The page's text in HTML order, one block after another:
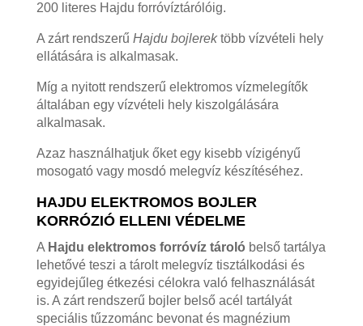
200 literes Hajdu forróvíztárólóig.
A zárt rendszerű Hajdu bojlerektöbb vízvételi hely
ellátására is alkalmasak.
Míg a nyitott rendszerű elektromos vízmelegítők
általában egy vízvételi hely kiszolgálására
alkalmasak.
Azaz használhatjuk őket egy kisebb vízigényű
mosogató vagy mosdó melegvíz készítéséhez.
HAJDU ELEKTROMOS BOJLER
KORRÓZIÓ ELLENI VÉDELME
A Hajdu elektromos forróvíz tároló belső tartálya
lehetővé teszi a tárolt melegvíz tisztálkodási és
egyidejűleg étkezési célokra való felhasználását
is. A zárt rendszerű bojler belső acél tartályát
speciális tűzzománc bevonat és magnézium